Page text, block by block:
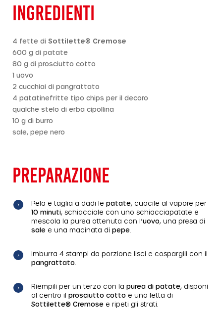
INGREDIENTI
4 fette di Sottilette® Cremose
600 g di patate
80 g di prosciutto cotto
1 uovo
2 cucchiai di pangrattato
4 patatinefritte tipo chips per il decoro
qualche stelo di erba cipollina
10 g di burro
sale, pepe nero
PREPARAZIONE
Pela e taglia a dadi le patate, cuocile al vapore per
10 minuti, schiacciale con uno schiacciapatate e
mescola la purea ottenuta con l’uovo, una presa di
sale e una macinata di pepe
Imburra 4 stampi da porzione lisci e cospargili con il
pangrattato
Riempili per un terzo con la purea di patate, disponi
al centro il prosciutto cotto e una fetta di
Sottilette® Cremose e ripeti gli strati.